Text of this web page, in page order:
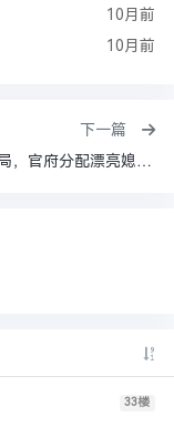
10月前
10月前
下一篇
饥荒开局，官府分配漂亮媳妇（80集）杨然＆董雨梦&陆恩馨
33楼